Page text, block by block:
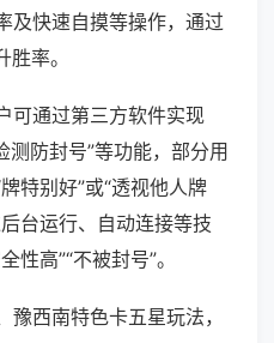
及快速自摸等操作，通过
率。
可通过第三方软件实现
测防封号”等功能，部分用
特别好”或“透视他人牌
台运行、自动连接等技
性高”“不被封号”。
西南特色卡五星玩法，